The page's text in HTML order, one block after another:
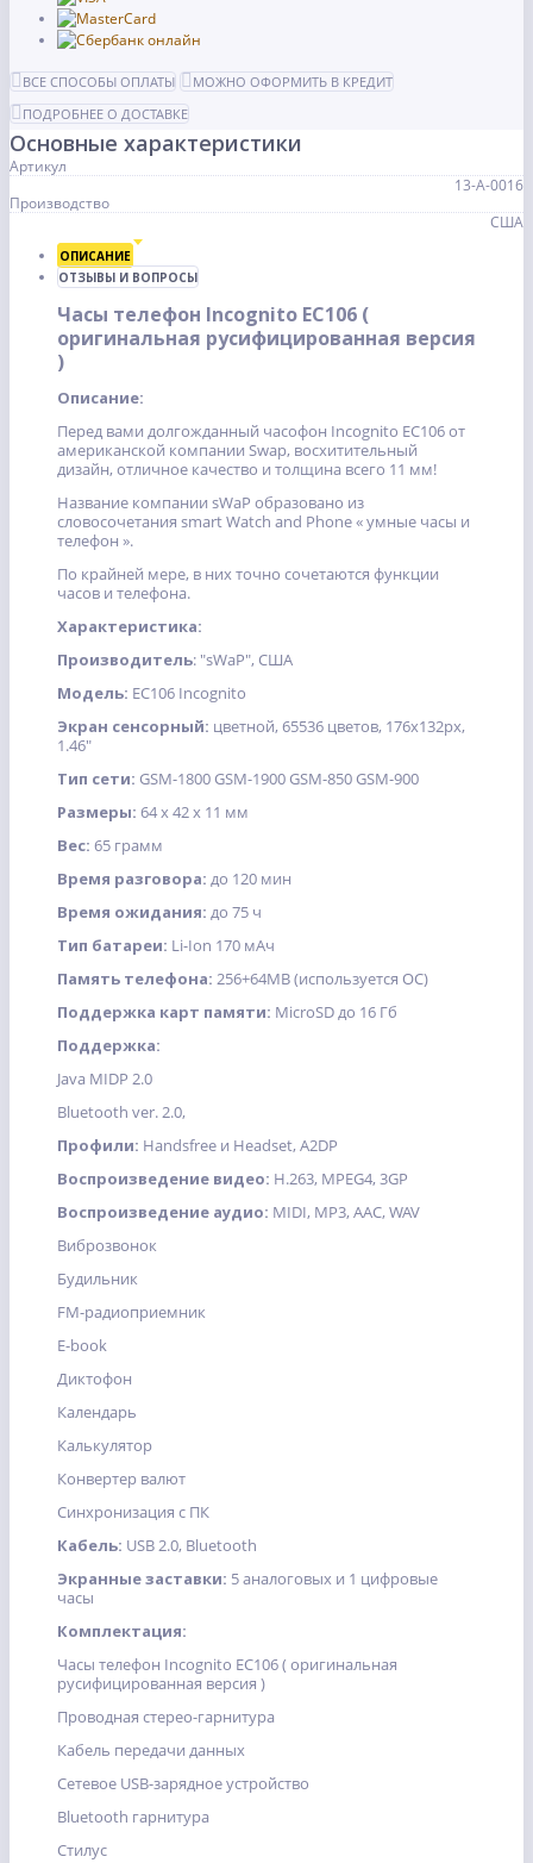
ВСЕ СПОСОБЫ ОПЛАТЫ
МОЖНО ОФОРМИТЬ В КРЕДИТ
ПОДРОБНЕЕ О ДОСТАВКЕ
Основные характеристики
Артикул
13-А-0016
Производство
США
ОПИСАНИЕ
ОТЗЫВЫ И ВОПРОСЫ
Часы телефон Incognito EC106 (
оригинальная русифицированная версия
)
Описание:
Перед вами долгожданный часофон Incognito EC106 от
американской компании Swap, восхитительный
дизайн, отличное качество и толщина всего 11 мм!
Название компании sWaP образовано из
словосочетания smart Watch and Phone « умные часы и
телефон ».
По крайней мере, в них точно сочетаются функции
часов и телефона.
Характеристика:
Производитель: "sWaP", США
Модель: EC106 Incognito
Экран сенсорный: цветной, 65536 цветов, 176х132px,
1.46"
Тип сети: GSM-1800 GSM-1900 GSM-850 GSM-900
Размеры: 64 x 42 x 11 мм
Вес: 65 грамм
Время разговора: до 120 мин
Время ожидания: до 75 ч
Тип батареи: Li-Ion 170 мАч
Память телефона: 256+64MB (используется ОС)
Поддержка карт памяти: MicroSD до 16 Гб
Поддержка:
Java MIDP 2.0
Bluetooth ver. 2.0,
Профили: Handsfree и Headset, A2DP
Воспроизведение видео: H.263, MPEG4, 3GP
Воспроизведение аудио: MIDI, MP3, AAC, WAV
Виброзвонок
Будильник
FM-радиоприемник
E-book
Диктофон
Календарь
Калькулятор
Конвертер валют
Синхронизация с ПК
Кабель: USB 2.0, Bluetooth
Экранные заставки: 5 аналоговых и 1 цифровые
часы
Комплектация:
Часы телефон Incognito EC106 ( оригинальная
русифицированная версия )
Проводная стерео-гарнитура
Кабель передачи данных
Сетевое USB-зарядное устройство
Bluetooth гарнитура
Стилус